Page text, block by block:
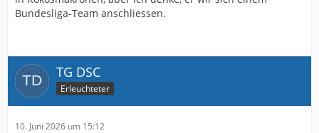
Bundesliga-Team anschliessen.
TG DSC
Erleuchteter
10. Juni 2026 um 15:12